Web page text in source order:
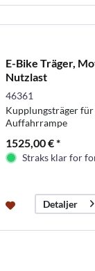
E-Bike Träger,
Nutzlast
46361
Kupplungsträger
Auffahrrampe
1525,00 € *
Straks klar for
Detaljer